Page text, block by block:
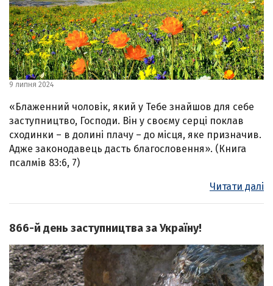
9 липня 2024
«Блаженний чоловік, який у Тебе знайшов для себе
заступництво, Господи. Він у своєму серці поклав
сходинки – в долині плачу – до місця, яке призначив.
Адже законодавець дасть благословення». (Книга
псалмів 83:6, 7)
Читати далі
866-й день заступництва за Україну!